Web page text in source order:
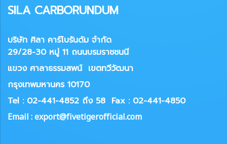
SILA CARBORUNDUM
บริษัท ศิลา คาร์โบรันดัม จำกัด
29/28-30 หมู่ 11 ถนนบรมราชชนนี
แขวง ศาลาธรรมสพน์ เขตทวีวัฒนา
กรุงเทพมหานคร 10170
Tel : 02-441-4852 ถึง 58 Fax : 02-441-4850
Email : export@fivetigerofficial.com